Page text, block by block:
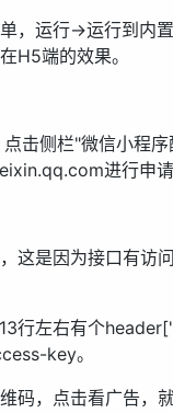
，运行->运行到内
H5端的效果。
击侧栏"微信小程
进行申请
这是因为接口有访
行左右有个
key。
码，点击看广告，